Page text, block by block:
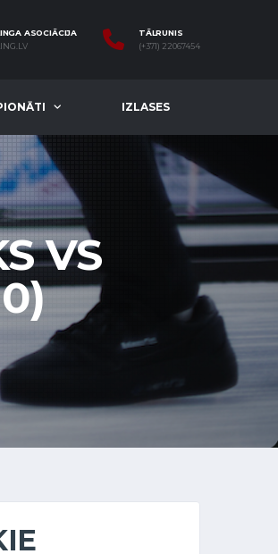
ASOCIĀCIJA
TĀLRUNIS
(+371) 22067454
IZLASES
VS